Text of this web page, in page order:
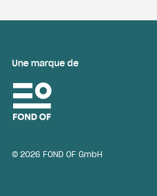
Une marque de
© 2026 FOND OF GmbH